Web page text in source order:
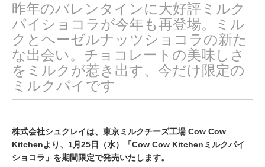
昨年のバレンタインに大好評ミルク
パイショコラが今年も再登場。ミル
クとヘーゼルナッツショコラの新た
な出会い。チョコレートの美味しさ
をミルクが惹き出す、今だけ限定の
ミルクパイです
株式会社シュクレイは、東京ミルクチーズ工場 Cow Cow
Kitchenより、1月25日（水）「Cow Cow Kitchenミルクパイ
ショコラ」を期間限定で発売いたします。